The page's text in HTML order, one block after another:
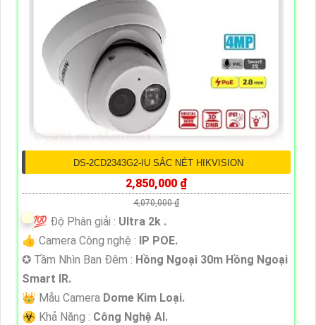
DS-2CD2343G2-IU SẮC NÉT HIKVISION
2,850,000 ₫
4,070,000 ₫
💯 Độ Phân giải : Ultra 2k .
👍 Camera Công nghệ : IP POE.
✪ Tầm Nhìn Ban Đêm : Hồng Ngoại 30m Hồng Ngoại
Smart IR.
👑 Mẫu Camera Dome Kim Loại.
️☣️ Khả Năng : Công Nghệ AI.